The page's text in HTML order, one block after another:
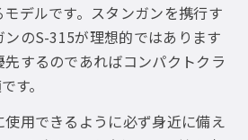
デルです。スタンガンを携行す
のS-315が理想的ではあります
するのであればコンパクトクラ
す。
用できるように必ず身近に備え